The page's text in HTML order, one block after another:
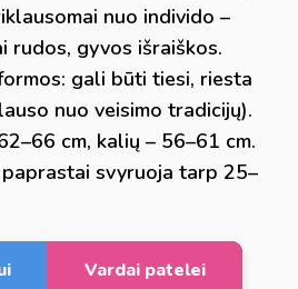
nuo individo –
rudos, gyvos išraiškos.
gali būti tiesi, riesta
nuo veisimo tradicijų).
cm, kalių – 56–61 cm.
svyruoja tarp 25–
Vardai patelei